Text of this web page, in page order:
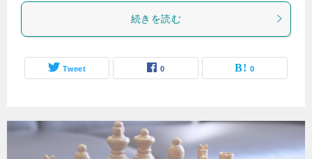
続きを読む
Tweet 0 0